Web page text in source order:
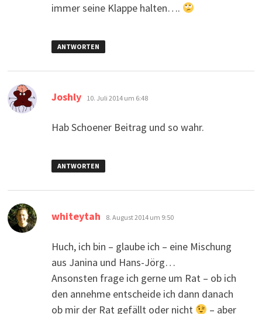
immer seine Klappe halten….
ANTWORTEN
Joshly sagt:
10. Juli 2014 um 6:48
Hab Schoener Beitrag und so wahr.
ANTWORTEN
whiteytah sagt:
8. August 2014 um 9:50
Huch, ich bin – glaube ich – eine Mischung
aus Janina und Hans-Jörg…
Ansonsten frage ich gerne um Rat – ob ich
den annehme entscheide ich dann danach
ob mir der Rat gefällt oder nicht
– aber